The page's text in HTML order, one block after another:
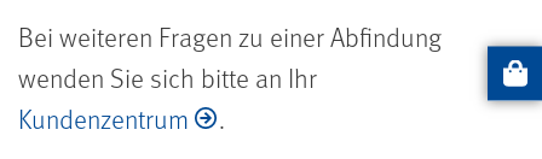
Bei weiteren Fragen zu einer Abfindung
wenden Sie sich bitte an Ihr
Kundenzentrum
.
Artikel